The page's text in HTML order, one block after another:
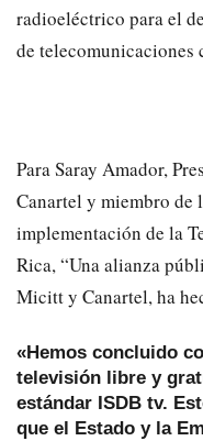
radioeléctrico para el
de
Para Saray Amador,
Canartel y miembro
implementación de la
Rica, “Una alianza
Micitt y Canartel, ha
«Hemos concluido
televisión libre y
estándar ISDB tv.
que el Estado y la